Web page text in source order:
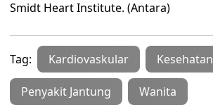
Smidt Heart Institute. (Antara)
Tag: Kardiovaskular Kesehatan
Penyakit Jantung Wanita